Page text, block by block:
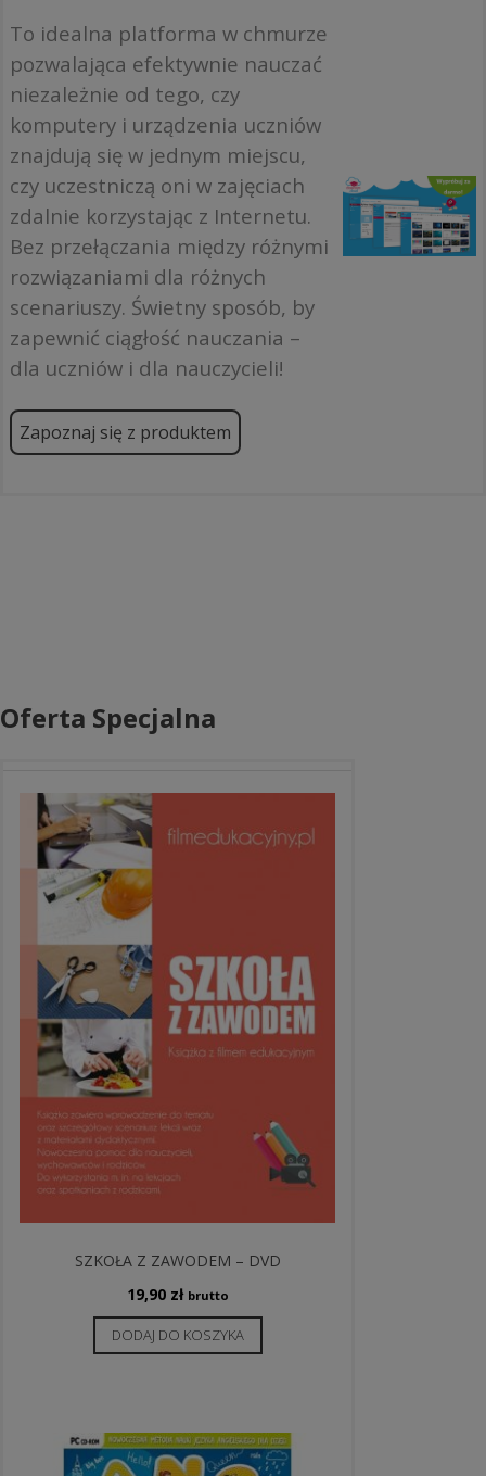
To idealna platforma w chmurze
pozwalająca efektywnie nauczać
niezależnie od tego, czy
komputery i urządzenia uczniów
znajdują się w jednym miejscu,
czy uczestniczą oni w zajęciach
zdalnie korzystając z Internetu.
Bez przełączania między różnymi
rozwiązaniami dla różnych
scenariuszy. Świetny sposób, by
zapewnić ciągłość nauczania –
dla uczniów i dla nauczycieli!
Zapoznaj się z produktem
Oferta Specjalna
SZKOŁA Z ZAWODEM – DVD
19,90 zł brutto
DODAJ DO KOSZYKA